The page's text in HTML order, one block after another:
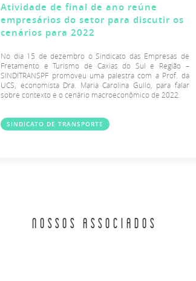
Atividade de final de ano reúne
empresários do setor para discutir os
cenários para 2022
No dia 15 de dezembro o Sindicato das Empresas de
Fretamento e Turismo de Caxias do Sul e Região –
SINDITRANSPF promoveu uma palestra com a Prof. da
UCS, economista Dra. Maria Carolina Gullo, para falar
sobre contexto e o cenário macroeconômico de 2022.
SINDICATO DE TRANSPORTE
NOSSOS ASSOCIADOS